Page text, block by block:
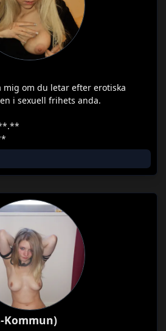
mig om du letar efter erotiska
i sexuell frihets anda.
Kommun)